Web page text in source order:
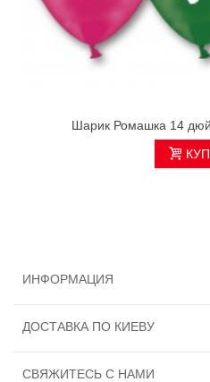
Шарик Ромашка 14
ИНФОРМАЦИЯ
ДОСТАВКА ПО КИЕВУ
СВЯЖИТЕСЬ С НАМИ